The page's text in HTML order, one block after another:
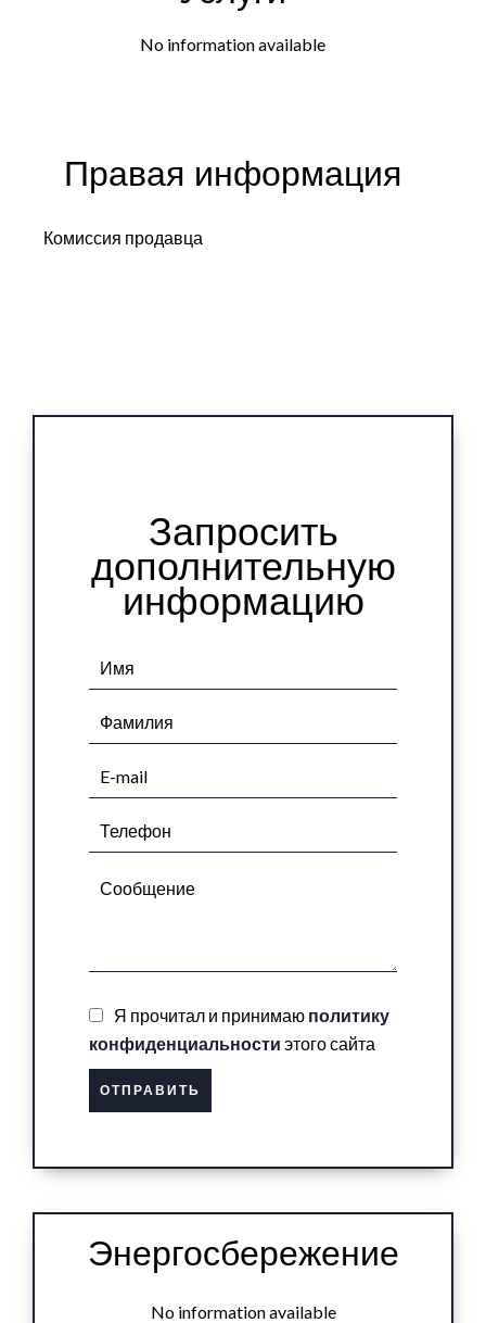
No information available
Правая информация
Комиссия продавца
Запросить
дополнительную
информацию
Я прочитал и принимаю политику
конфиденциальности этого сайта
ОТПРАВИТЬ
Энергосбережение
No information available